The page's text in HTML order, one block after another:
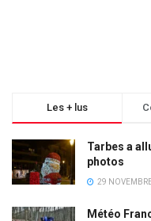
Les + lus
Tarbes a
photos
29
Météo